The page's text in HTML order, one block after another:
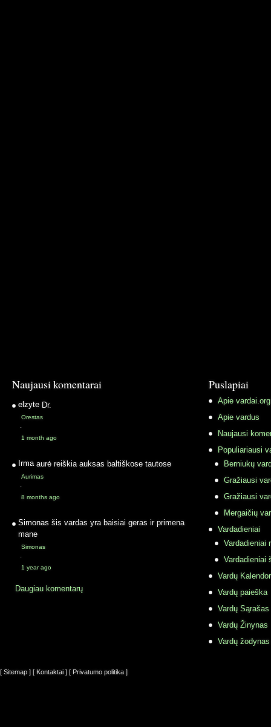
Naujausi komentarai
elzyte Dr.
Orestas
·
1 month ago
Irma aurė reiškia auksas baltiškose tautose
Aurimas
·
8 months ago
Simonas šis vardas yra baisiai geras ir primena
mane
Simonas
·
1 year ago
Daugiau komentarų
Puslapiai
Apie vardai.org
Apie vardus
Naujausi
Populiariausi
Berniukų
Gražiausi
Gražiausi
Mergaičių
Vardadieniai
Vardadieniai
Vardadieniai
Vardų
Vardų paieška
Vardų Sąrašas
Vardų Žinynas
Vardų
[ Sitemap ] [ Kontaktai ] [ Privatumo politika ]